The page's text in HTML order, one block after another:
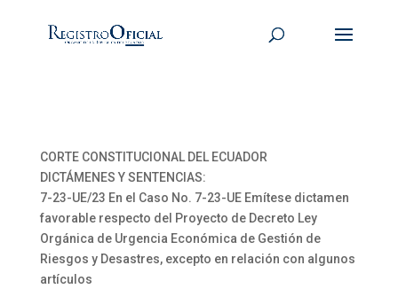
CORTE CONSTITUCIONAL DEL ECUADOR
DICTÁMENES Y SENTENCIAS:
7-23-UE/23 En el Caso No. 7-23-UE Emítese dictamen
favorable respecto del Proyecto de Decreto Ley
Orgánica de Urgencia Económica de Gestión de
Riesgos y Desastres, excepto en relación con algunos
artículos